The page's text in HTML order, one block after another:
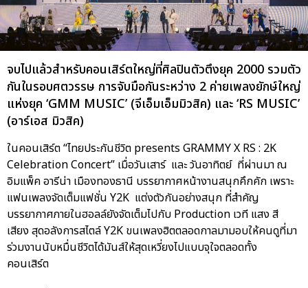
จบไปแล้วสำหรับคอนเสิร์ตใหญ่ที่ศิลปินตัวตึงยุค 2000 รวมตัว
กันในรอบศตวรรษ การจับมือกันระหว่าง 2 ค่ายเพลงยักษ์ใหญ่
แห่งยุค ‘GMM MUSIC’ (จีเอ็มเอ็มมิวสิค) และ ‘RS MUSIC’
(อาร์เอส มิวสิค)
ในคอนเสิร์ต “ไทยประกันชีวิต presents GRAMMY X RS : 2K
Celebration Concert” เมื่อวันเสาร์ และ วันอาทิตย์ ที่ผ่านมา ณ
อิมแพ็ค อารีน่า เมืองทองธานี บรรยากาศหน้างานสนุกคึกคัก เพราะ
แฟนเพลงจัดเต็มแฟชั่น Y2K แต่งตัวกันอย่างสนุก ที่สำคัญ
บรรยากาศภายในฮอลล์ยังจัดเต็มไปกับ Production เวที แสง สี
เสียง สุดอลังการสไตล์ Y2K ขนเพลงฮิตตลอดกาลมามอบให้คนดูที่มา
ร่วมงานนับหมื่นชีวิตได้มันส์ให้สุดเหวี่ยงไปแบบจุใจตลอดทั้ง
คอนเสิร์ต